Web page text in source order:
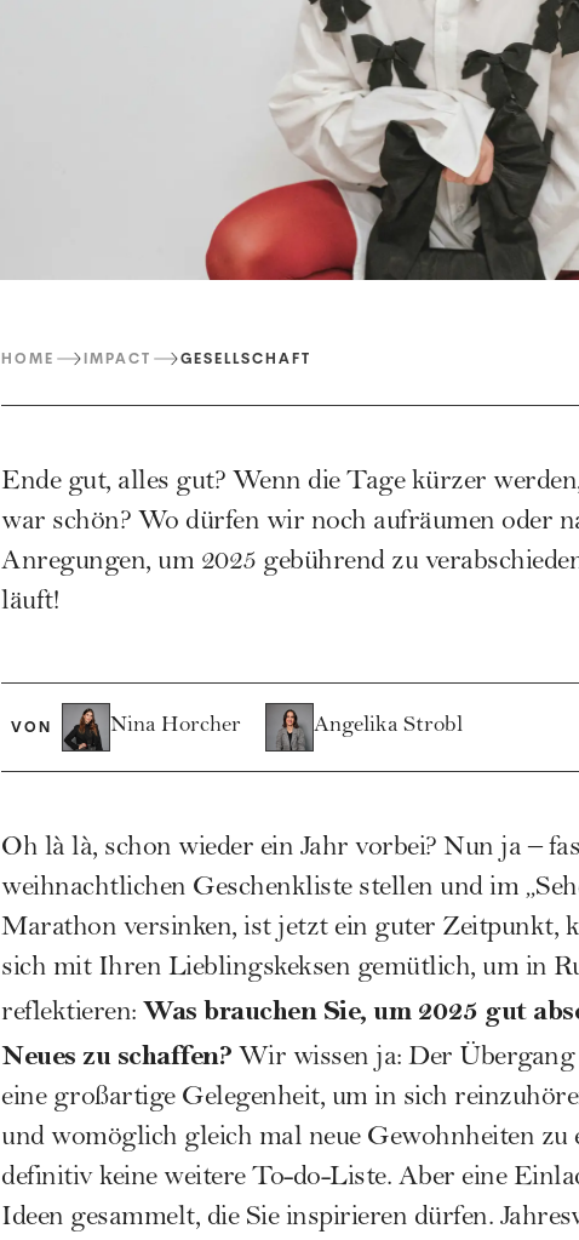
HOME IMPACT GESELLSCHAFT
Ende gut, alles gut? Wenn die Tage kürzer
war schön? Wo dürfen wir noch aufräumen oder
Anregungen, um 2025 gebührend zu
läuft!
VON Nina Horcher Angelika Strobl
Oh là là, schon wieder ein Jahr vorbei? Nun ja –
weihnachtlichen Geschenkliste stellen und im
Marathon versinken, ist jetzt ein guter Zeitpunkt,
sich mit Ihren Lieblingskeksen gemütlich, um in
reflektieren: Was brauchen Sie, um 2025 gut
Neues zu schaffen? Wir wissen ja: Der
eine großartige Gelegenheit, um in sich
und womöglich gleich mal neue Gewohnheiten zu
definitiv keine weitere To-do-Liste. Aber eine
Ideen gesammelt, die Sie inspirieren dürfen.